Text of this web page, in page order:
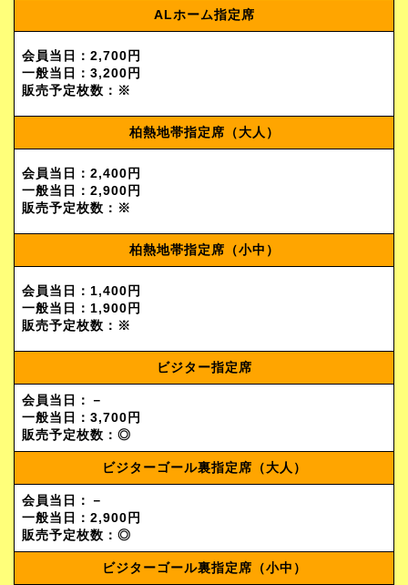
ALホーム指定席
会員当日：2,700円
一般当日：3,200円
販売予定枚数：※
柏熱地帯指定席（大人）
会員当日：2,400円
一般当日：2,900円
販売予定枚数：※
柏熱地帯指定席（小中）
会員当日：1,400円
一般当日：1,900円
販売予定枚数：※
ビジター指定席
会員当日：－
一般当日：3,700円
販売予定枚数： ◎
ビジターゴール裏指定席（大人）
会員当日：－
一般当日：2,900円
販売予定枚数： ◎
ビジターゴール裏指定席（小中）